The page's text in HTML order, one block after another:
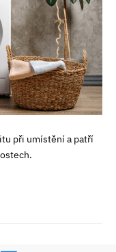
při umístění a patří